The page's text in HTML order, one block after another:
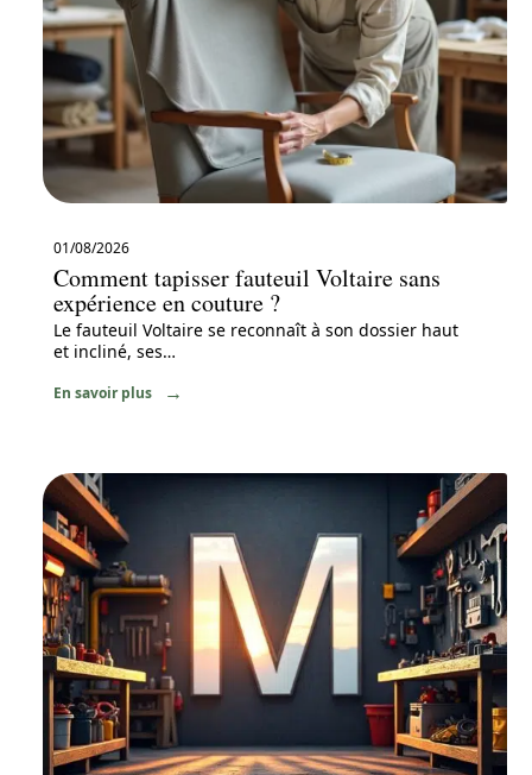
01/08/2026
Comment tapisser fauteuil Voltaire sans
expérience en couture ?
Le fauteuil Voltaire se reconnaît à son dossier haut
et incliné, ses…
En savoir plus